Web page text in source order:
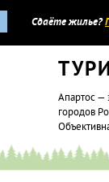
Сдаёте жилье?
Апартос —
городов